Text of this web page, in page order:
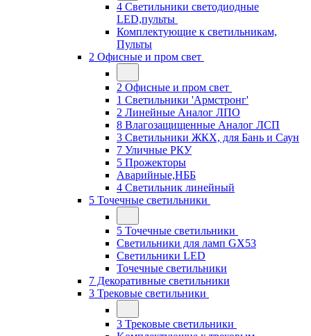
4 Светильники светодиодные
LED,пульты
Комплектующие к светильникам,
Пульты
2 Офисные и пром свет
2 Офисные и пром свет
1 Светильники 'Армстронг'
2 Линейные Аналог ЛПО
8 Влагозащищенные Аналог ЛСП
3 Светильники ЖКХ, для Бань и Саун
7 Уличные РКУ
5 Прожекторы
Аварийные,НББ
4 Светильник линейный
5 Точечные светильники
5 Точечные светильники
Светильники для ламп GХ53
Cветильники LED
Точечные светильники
7 Декоративные светильники
3 Трековые светильники
3 Трековые светильники